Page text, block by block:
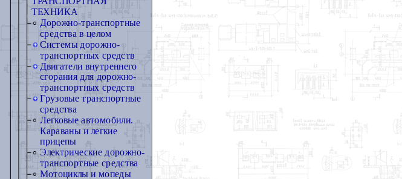
ТЕХНИКА
Дорожно-транспортные
средства в целом
Системы дорожно-
транспортных средств
Двигатели внутреннего
сгорания для дорожно-
транспортных средств
Грузовые транспортные
средства
Легковые автомобили.
Караваны и легкие
прицепы
Электрические дорожно-
транспортные средства
Мотоциклы и мопеды